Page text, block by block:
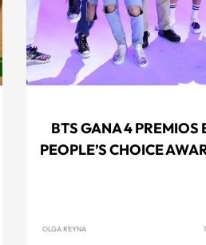
BTS GANA 4 PREMIOS
PEOPLE’S CHOICE
OLGA REYNA